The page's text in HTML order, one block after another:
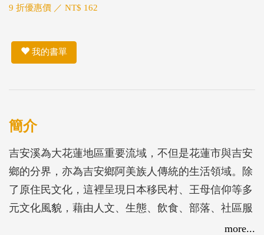
9 折優惠價 ／ NT$ 162
我的書單
簡介
吉安溪為大花蓮地區重要流域，不但是花蓮市與吉安
鄉的分界，亦為吉安鄉阿美族人傳統的生活領域。除
了原住民文化，這裡呈現日本移民村、王母信仰等多
元文化風貌，藉由人文、生態、飲食、部落、社區服
more...